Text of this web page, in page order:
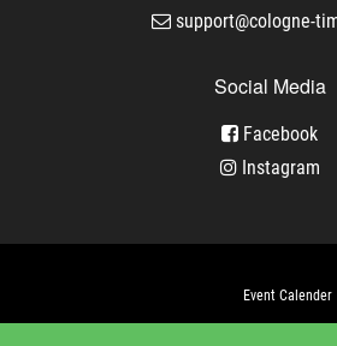
support@cologne-
Social Media
Facebook
Instagram
Event Calender